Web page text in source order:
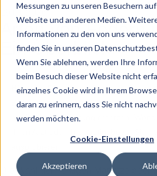
Messungen zu unseren Besuchern
Website und anderen Medien.
Informationen zu den von uns
finden Sie in unseren
Wenn Sie ablehnen, werden Ihre
beim Besuch dieser Website nicht
einzelnes Cookie wird in Ihrem
daran zu erinnern, dass Sie nicht
werden möchten.
Cookie-Einstellungen
Akzeptieren
29.01.2026
Arten von Federn
Ein Überblick
Hinweis:Die Informationen in diesem
Bildungszwecke gedacht und sollen
medizinische Beratung ersetzen.
Die Wahl der richtigen Matratze